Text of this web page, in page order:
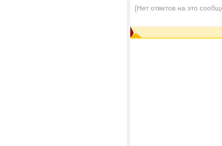
[Нет ответов на это